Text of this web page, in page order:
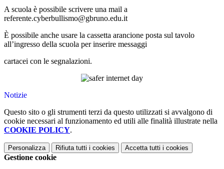
A scuola è possibile scrivere una mail a
referente.cyberbullismo@gbruno.edu.it
È possibile anche usare la cassetta arancione posta sul tavolo
all’ingresso della scuola per inserire messaggi
cartacei con le segnalazioni.
Notizie
Questo sito o gli strumenti terzi da questo utilizzati si avvalgono di
cookie necessari al funzionamento ed utili alle finalità illustrate nella
COOKIE POLICY.
Personalizza Rifiuta tutti i cookies Accetta tutti i cookies
Gestione cookie